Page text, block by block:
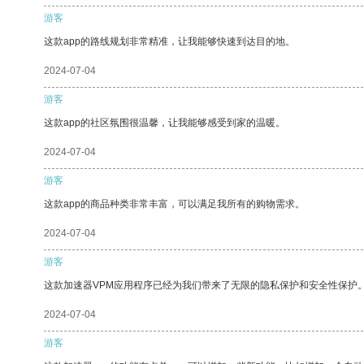
游客
这款app的路线规划非常精准，让我能够快速到达目的地。
2024-07-04
游客
这款app的社区氛围很温馨，让我能够感受到家的温暖。
2024-07-04
游客
这款app的商品种类非常丰富，可以满足我所有的购物需求。
2024-07-04
游客
这款加速器VPM应用程序已经为我们带来了无限的隐私保护和安全性保护
2024-07-04
游客